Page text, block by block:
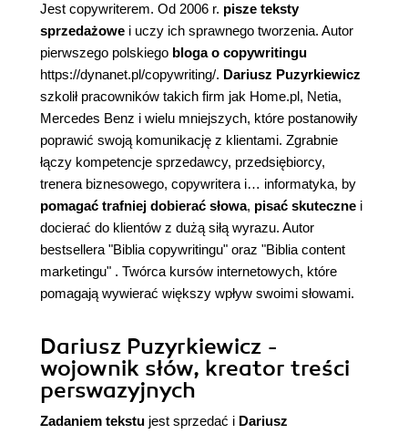
Jest copywriterem. Od 2006 r. pisze teksty
sprzedażowe i uczy ich sprawnego tworzenia. Autor
pierwszego polskiego bloga o copywritingu
https://dynanet.pl/copywriting/. Dariusz Puzyrkiewicz
szkolił pracowników takich firm jak Home.pl, Netia,
Mercedes Benz i wielu mniejszych, które postanowiły
poprawić swoją komunikację z klientami. Zgrabnie
łączy kompetencje sprzedawcy, przedsiębiorcy,
trenera biznesowego, copywritera i… informatyka, by
pomagać trafniej dobierać słowa, pisać skuteczne i
docierać do klientów z dużą siłą wyrazu. Autor
bestsellera "Biblia copywritingu" oraz "Biblia content
marketingu" . Twórca kursów internetowych, które
pomagają wywierać większy wpływ swoimi słowami.
Dariusz Puzyrkiewicz -
wojownik słów, kreator treści
perswazyjnych
Zadaniem tekstu jest sprzedać i Dariusz